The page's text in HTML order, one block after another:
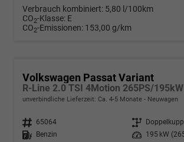
Verbrauch kombiniert: 5,80 l/100km
CO2-Klasse: E
CO2-Emissionen: 153,00 g/km
Volkswagen Passat Variant
R-Line 2.0 TSI 4Motion 265PS/
unverbindliche Lieferzeit: Ca. 4-5 Monate Neuwagen
Fahrzeugnr. 65064 Getriebe
Kraftstoff
Benzin Leistung 195 kW